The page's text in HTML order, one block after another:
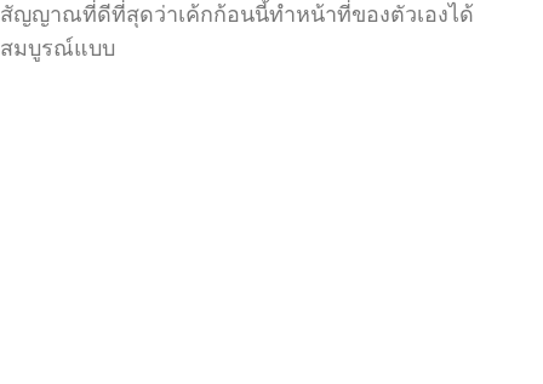
สัญญาณที่ดีที่สุดว่าเค้กก้อนนี้ทำหน้าที่ของตัวเองได้
สมบูรณ์แบบ